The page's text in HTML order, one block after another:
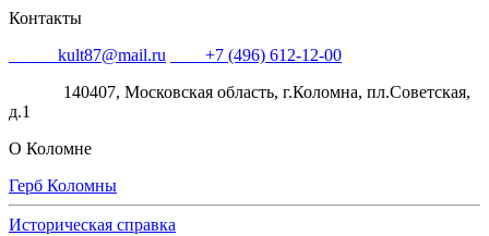
Контакты
kult87@mail.ru
+7 (496) 612-12-00
140407, Московская область, г.Коломна, пл.Советская,
д.1
О Коломне
Герб Коломны
Историческая справка